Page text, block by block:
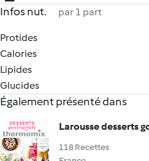
Infos nut. par 1 part
Protides
Calories
Lipides
Glucides
Également présenté dans
Larousse desserts
118 Recettes